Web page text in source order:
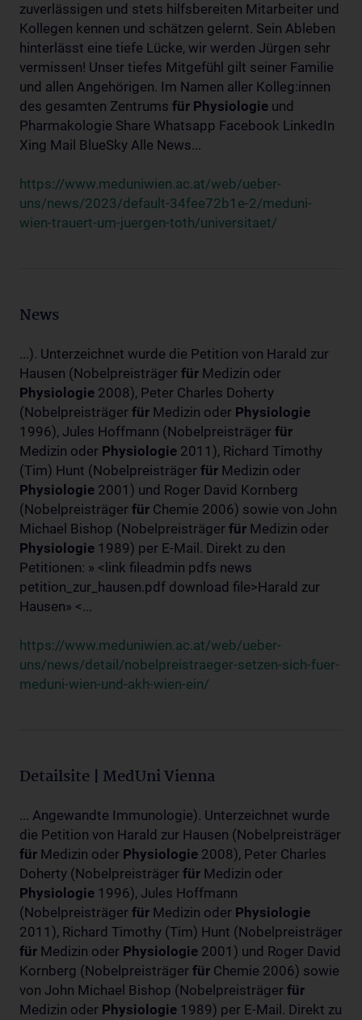
zuverlässigen und stets hilfsbereiten Mitarbeiter und
Kollegen kennen und schätzen gelernt. Sein Ableben
hinterlässt eine tiefe Lücke, wir werden Jürgen sehr
vermissen! Unser tiefes Mitgefühl gilt seiner Familie
und allen Angehörigen. Im Namen aller Kolleg:innen
des gesamten Zentrums für Physiologie und
Pharmakologie Share Whatsapp Facebook LinkedIn
Xing Mail BlueSky Alle News...
https://www.meduniwien.ac.at/web/ueber-
uns/news/2023/default-34fee72b1e-2/meduni-
wien-trauert-um-juergen-toth/universitaet/
News
...). Unterzeichnet wurde die Petition von Harald zur
Hausen (Nobelpreisträger für Medizin oder
Physiologie 2008), Peter Charles Doherty
(Nobelpreisträger für Medizin oder Physiologie
1996), Jules Hoffmann (Nobelpreisträger für
Medizin oder Physiologie 2011), Richard Timothy
(Tim) Hunt (Nobelpreisträger für Medizin oder
Physiologie 2001) und Roger David Kornberg
(Nobelpreisträger für Chemie 2006) sowie von John
Michael Bishop (Nobelpreisträger für Medizin oder
Physiologie 1989) per E-Mail. Direkt zu den
Petitionen: » <link fileadmin pdfs news
petition_zur_hausen.pdf download file>Harald zur
Hausen» <...
https://www.meduniwien.ac.at/web/ueber-
uns/news/detail/nobelpreistraeger-setzen-sich-fuer-
meduni-wien-und-akh-wien-ein/
Detailsite | MedUni Vienna
... Angewandte Immunologie). Unterzeichnet wurde
die Petition von Harald zur Hausen (Nobelpreisträger
für Medizin oder Physiologie 2008), Peter Charles
Doherty (Nobelpreisträger für Medizin oder
Physiologie 1996), Jules Hoffmann
(Nobelpreisträger für Medizin oder Physiologie
2011), Richard Timothy (Tim) Hunt (Nobelpreisträger
für Medizin oder Physiologie 2001) und Roger David
Kornberg (Nobelpreisträger für Chemie 2006) sowie
von John Michael Bishop (Nobelpreisträger für
Medizin oder Physiologie 1989) per E-Mail. Direkt zu